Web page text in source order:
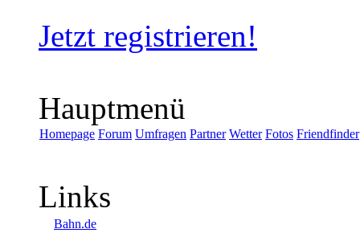
Jetzt registrieren!
Hauptmenü
Homepage Forum Umfragen Partner Wetter Fotos Friendfinder
Links
Bahn.de